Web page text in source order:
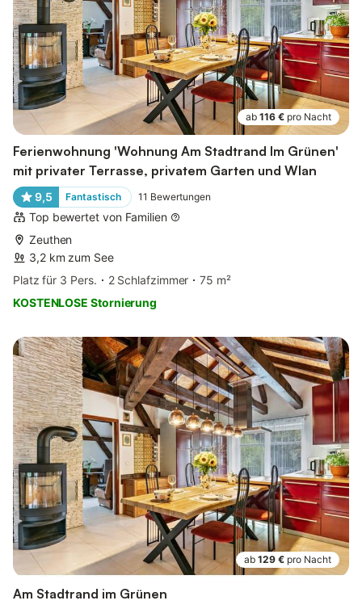
ab 116 € pro Nacht
Ferienwohnung 'Wohnung Am Stadtrand Im Grünen'
mit privater Terrasse, privatem Garten und Wlan
9,5 Fantastisch 11 Bewertungen
Top bewertet von Familien
Zeuthen
3,2 km zum See
Platz für 3 Pers.
2 Schlafzimmer
75 m²
KOSTENLOSE Stornierung
ab 129 € pro Nacht
Am Stadtrand im Grünen